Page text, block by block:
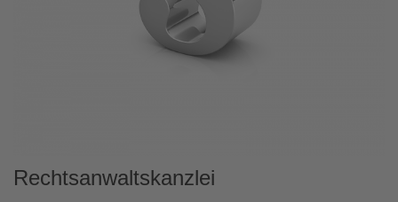
Rechtsanwaltskanzlei